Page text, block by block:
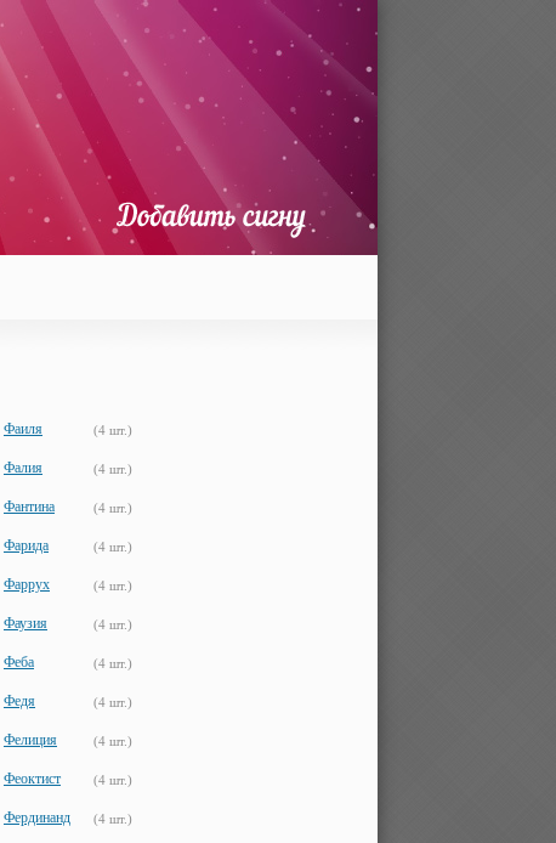
Фаиля (4 шт.)
Фалия (4 шт.)
Фантина (4 шт.)
Фарида (4 шт.)
Фаррух (4 шт.)
Фаузия (4 шт.)
Феба (4 шт.)
Федя (4 шт.)
Фелиция (4 шт.)
Феоктист (4 шт.)
Фердинанд (4 шт.)